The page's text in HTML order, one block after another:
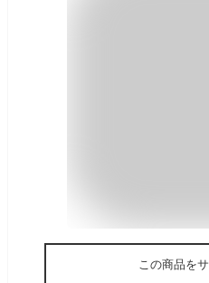
この商品を